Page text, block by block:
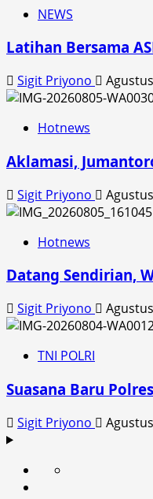
NEWS
Latihan Bersama
Sigit Priyono
Hotnews
Aklamasi,
Sigit Priyono
Hotnews
Datang Sendirian,
Sigit Priyono
TNI POLRI
Suasana Baru
Sigit Priyono
Beranda